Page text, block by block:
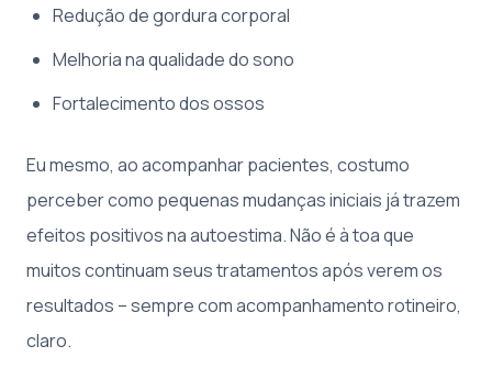
Redução de gordura corporal
Melhoria na qualidade do sono
Fortalecimento dos ossos
Eu mesmo, ao acompanhar pacientes, costumo
perceber como pequenas mudanças iniciais já trazem
efeitos positivos na autoestima. Não é à toa que
muitos continuam seus tratamentos após verem os
resultados – sempre com acompanhamento rotineiro,
claro.